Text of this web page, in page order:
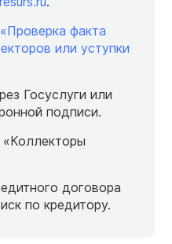
факта
или уступки
Госуслуги или
подписи.
договора
по кредитору.